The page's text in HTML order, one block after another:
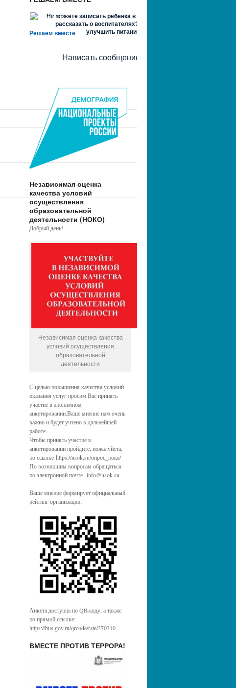
Решаем вместе
Не можете записать ребёнка в сад? Хотите
рассказать о воспитателях? Знаете, как
улучшить питание и занятия?
Написать сообщение
Независимая оценка
качества условий
осуществления
образовательной
деятельности (НОКО)
Добрый день!
Независимая оценка качества
условий осуществления
образовательной
деятельности
С целью повышения качества условий
оказания услуг просим Вас принять
участие в анонимном
анкетировании.Ваше мнение нам очень
важно и будет учтено в дальнейшей
работе.
Чтобы принять участие в
анкетировании пройдите, пожалуйста,
по ссылке https://nsok.su/опрос_ноко/
По возникшим вопросам обращаться
по электронной почте info@nsok.su
Ваше мнение формирует официальный
рейтинг организации:
Анкета доступна по QR-коду, а также
по прямой ссылке:
https://bus.gov.ru/qrcode/rate/370310
ВМЕСТЕ ПРОТИВ ТЕРРОРА!